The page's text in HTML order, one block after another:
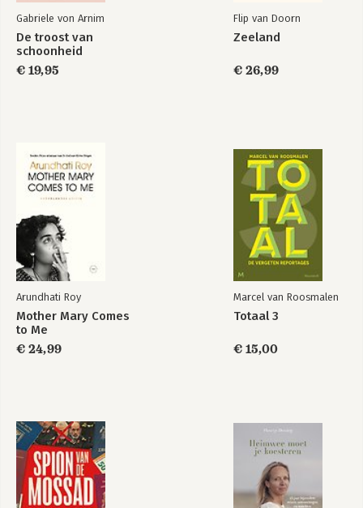
Gabriele von Arnim
De troost van
schoonheid
€ 19,95
Flip van Doorn
Zeeland
€ 26,99
Arundhati Roy
Mother Mary Comes
to Me
€ 24,99
Marcel van Roosmalen
Totaal 3
€ 15,00